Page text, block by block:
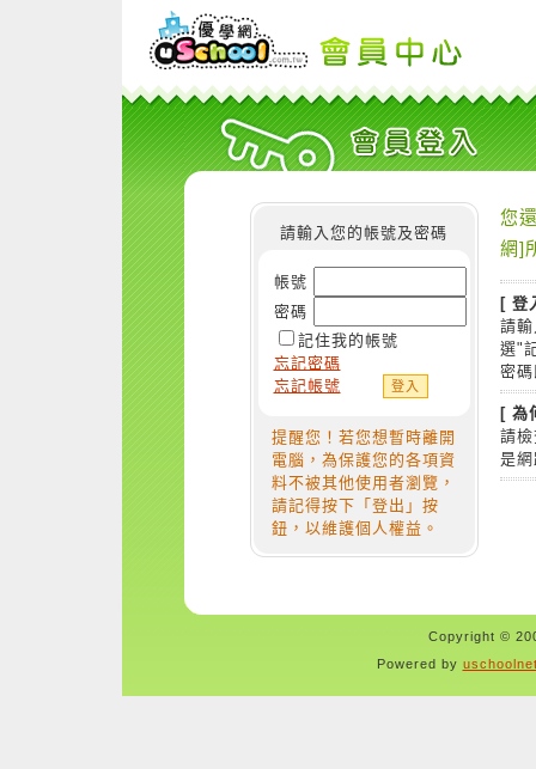
請輸入您的帳號及密碼
帳號
密碼
記住我的帳號
忘記密碼
忘記帳號
提醒您！若您想暫時離開
電腦，為保護您的各項資
料不被其他使用者瀏覽，
請記得按下「登出」按
鈕，以維護個人權益。
您
網]
[ 登
請
選"
密
[ 為
請
是
Copyright ©
Powered by